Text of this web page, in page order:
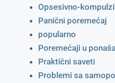
Opsesivno-
Panični poremećaj
popularno
Poremećaji u
Praktični saveti
Problemi sa